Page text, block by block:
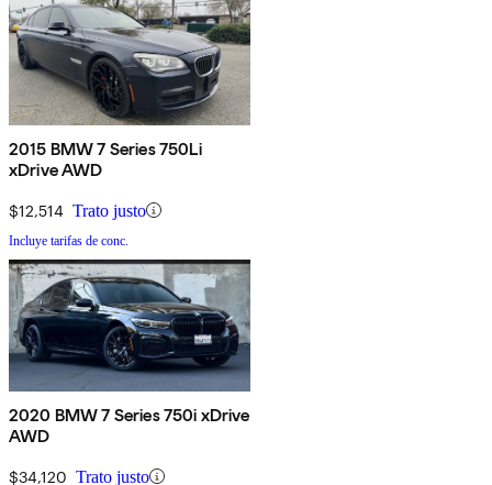
2015 BMW 7 Series 750Li
xDrive AWD
$12,514 Trato justo
Incluye tarifas de conc.
2020 BMW 7 Series 750i xDrive
AWD
$34,120 Trato justo